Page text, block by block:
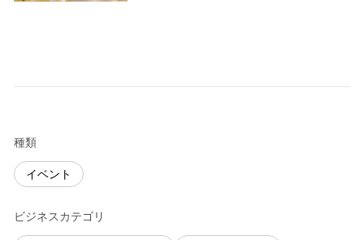
種類
イベント
ビジネスカテゴリ